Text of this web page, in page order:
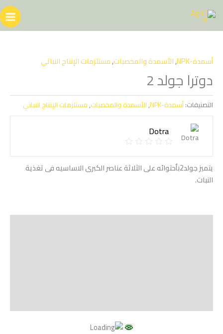
إلى
المحتوى
أسمدة-NPK ,الأسمدة والمخصبات,مستلزمات الإنتاج النباتي
دوترا جولد 2
التصنيفات:أسمدة-NPK ,الأسمدة والمخصبات,مستلزمات الإنتاج النباتي
Dotra
يتميز جولد2بأحتوائه على الثلاثة عناصر الكبرى الاساسيه فى تغذية
النبات.